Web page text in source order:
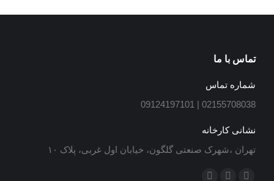
تماس با ما
شماره تماس
02155708038 | 09124197101
نشانی کارخانه
تهران ،شهرک صنعتی گلگون، خیابان اول غربی، پلاک ۱۰
ما را دنبال کنید در: